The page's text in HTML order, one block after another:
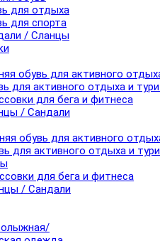
для отдыха
для спорта
/ Сланцы
обувь для активного
для активного отдыха и
для бега и фитнеса
/ Сандали
обувь для активного
для активного отдыха и
для бега и фитнеса
/ Сандали